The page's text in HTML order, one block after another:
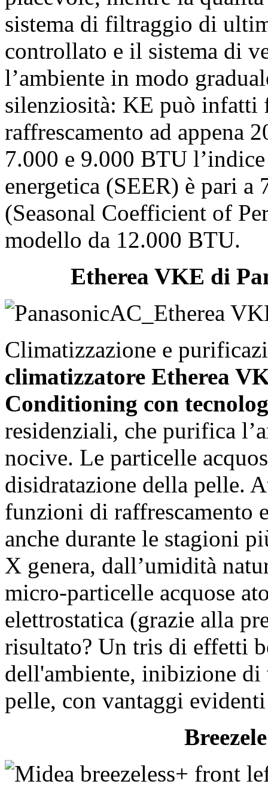
sistema di filtraggio di
controllato e il sistema di
l’ambiente in modo
silenziosità: KE può infatti
raffrescamento ad appena
7.000 e 9.000 BTU
energetica (SEER) è pari a
(Seasonal Coefficient of
modello da 12.000 BTU.
Etherea VKE di
Climatizzazione e
climatizzatore Etherea
Conditioning con
residenziali, che purifica
nocive. Le particelle
disidratazione della pelle.
funzioni di raffrescamento
anche durante le stagioni
X genera, dall’umidità
micro-particelle acquose
elettrostatica (grazie alla
risultato? Un tris di effetti
dell'ambiente, inibizione di
pelle, con vantaggi